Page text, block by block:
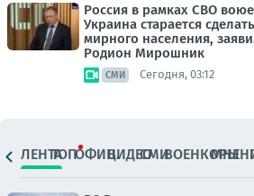
Россия в рамках СВО
Украина старается
мирного населения,
Родион Мирошник
СМИ Сегодня, 03:12
ЛЕНТАТОПОФИЦ.ВИДЕОСМИВОЕНКОРЫ